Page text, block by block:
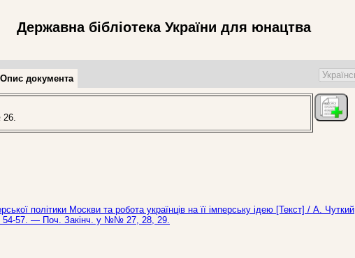
Державна бібліотека України для юнацтва
Опис документа
політики Москви та робота українців на її імперську ідею [Текст] / А. Чуткий
57. — Поч. Закінч. у №№ 27, 28, 29.